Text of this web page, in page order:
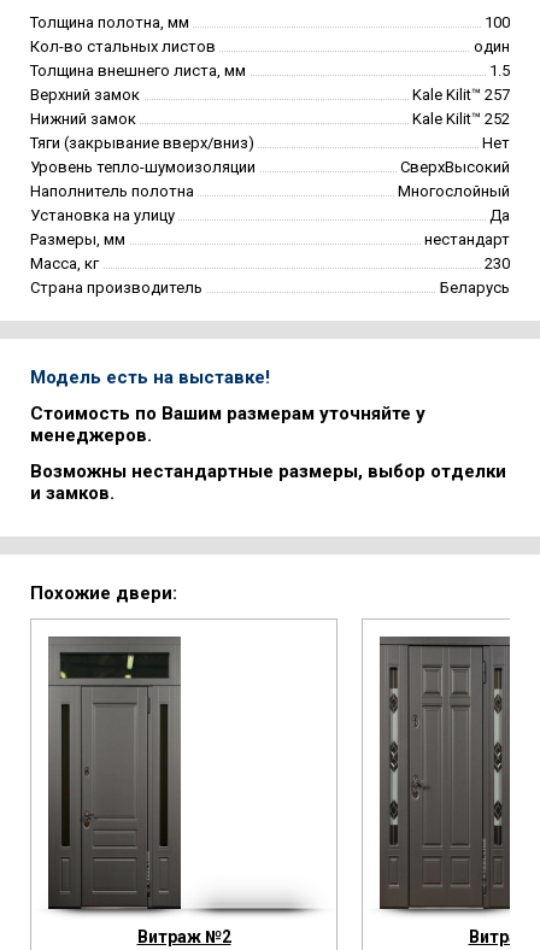
Толщина полотна, мм
100
Кол-во стальных листов
один
Толщина внешнего листа, мм
1.5
Верхний замок
Kale Kilit™ 257
Нижний замок
Kale Kilit™ 252
Тяги (закрывание вверх/вниз)
Нет
Уровень тепло-шумоизоляции
СверхВысокий
Наполнитель полотна
Многослойный
Установка на улицу
Да
Размеры, мм
нестандарт
Масса, кг
230
Страна производитель
Беларусь
Модель есть на выставке!
Стоимость по Вашим размерам уточняйте у
менеджеров.
Возможны нестандартные размеры, выбор отделки
и замков.
Похожие двери:
Витраж №2 Витраж